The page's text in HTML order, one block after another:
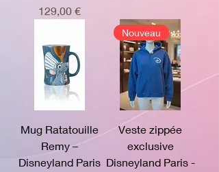
Prix
129,00 €
Mug Ratatouille
Remy –
Disneyland Paris
Nouveau
Veste zippée
exclusive
Disneyland Paris -